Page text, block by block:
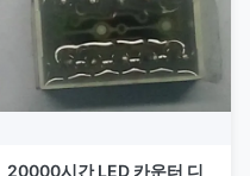
20000시간 LED 카운터 디